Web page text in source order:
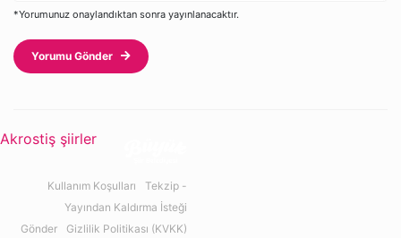
*Yorumunuz onaylandıktan sonra yayınlanacaktır.
Yorumu Gönder
Akrostiş şiirler
Kullanım Koşulları
Tekzip -
Yayından Kaldırma İsteği
Gönder
Gizlilik Politikası (KVKK)